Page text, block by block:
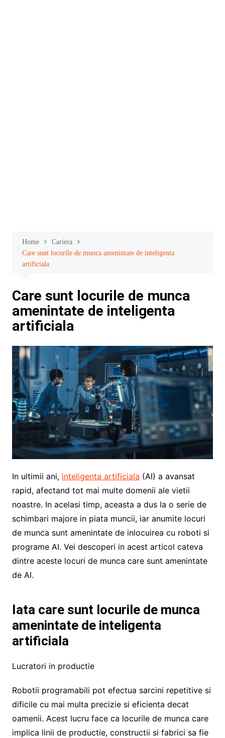
Home
Cariera
Care sunt locurile de munca amenintate de inteligenta
artificiala
Care sunt locurile de munca
amenintate de inteligenta
artificiala
In ultimii ani, inteligenta artificiala (AI) a avansat
rapid, afectand tot mai multe domenii ale vietii
noastre. In acelasi timp, aceasta a dus la o serie de
schimbari majore in piata muncii, iar anumite locuri
de munca sunt amenintate de inlocuirea cu roboti si
programe AI. Vei descoperi in acest articol cateva
dintre aceste locuri de munca care sunt amenintate
de AI.
Iata care sunt locurile de munca
amenintate de inteligenta
artificiala
Lucratori in productie
Robotii programabili pot efectua sarcini repetitive si
dificile cu mai multa precizie si eficienta decat
oamenii. Acest lucru face ca locurile de munca care
implica linii de productie, constructii si fabrici sa fie